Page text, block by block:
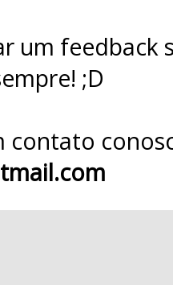
um
;D
contato